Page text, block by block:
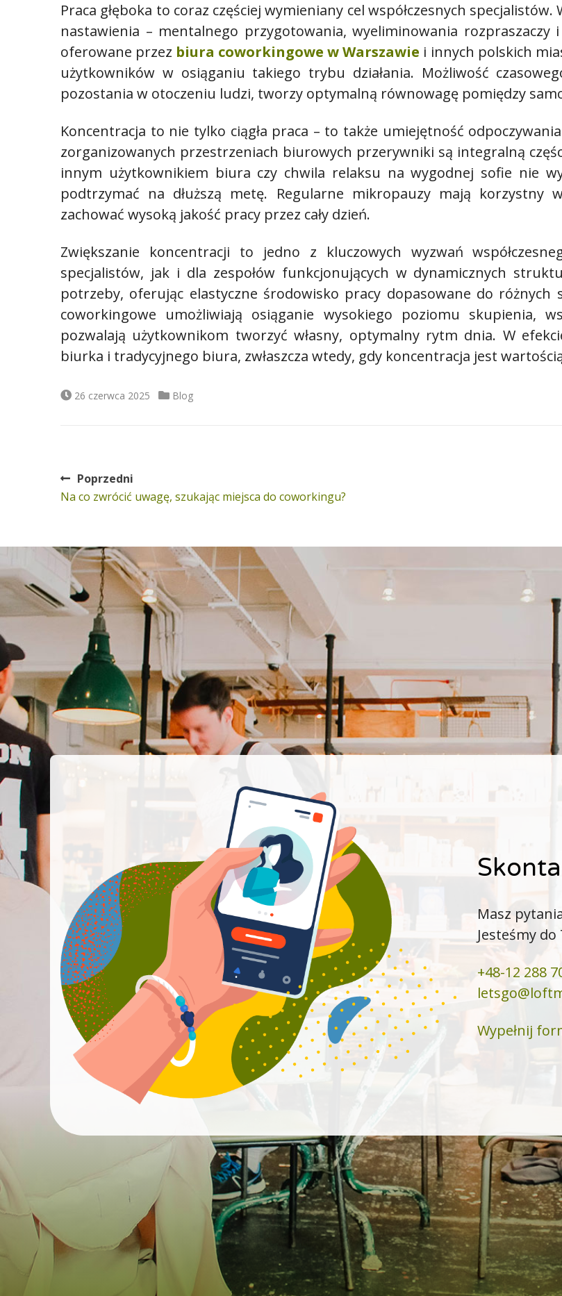
Praca głęboka to coraz częściej wymieniany cel współczesnych
nastawienia – mentalnego przygotowania, wyeliminowania
oferowane przez biura coworkingowe w Warszawie i innych polskich
użytkowników w osiąganiu takiego trybu działania. Możliwość
pozostania w otoczeniu ludzi, tworzy optymalną równowagę pomiędzy
Koncentracja to nie tylko ciągła praca – to także umiejętność
zorganizowanych przestrzeniach biurowych przerywniki są integralną
innym użytkownikiem biura czy chwila relaksu na wygodnej sofie nie
podtrzymać na dłuższą metę. Regularne mikropauzy mają korzystny
zachować wysoką jakość pracy przez cały dzień.
Zwiększanie koncentracji to jedno z kluczowych wyzwań
specjalistów, jak i dla zespołów funkcjonujących w dynamicznych
potrzeby, oferując elastyczne środowisko pracy dopasowane do różnych
coworkingowe umożliwiają osiąganie wysokiego poziomu skupienia,
pozwalają użytkownikom tworzyć własny, optymalny rytm dnia. W
biurka i tradycyjnego biura, zwłaszcza wtedy, gdy koncentracja jest
Data
26 czerwca 2025 Kategorie
Blog
Nawigacja
Poprzedni
Poprzedni
Na co zwrócić uwagę, szukając miejsca do coworkingu?
Masz
Jesteśmy
+48-12 288
Wypełnij